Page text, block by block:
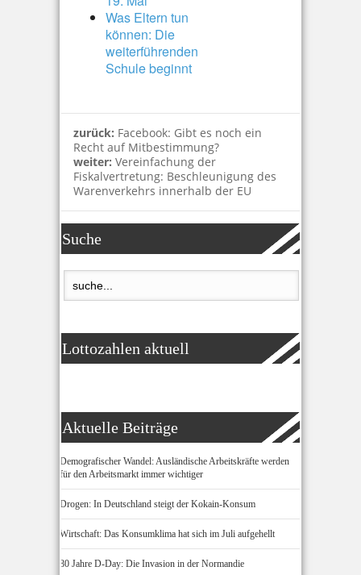
Was Eltern tun
können: Die
weiterführenden
Schule beginnt
zurück: Facebook: Gibt es noch ein
Recht auf Mitbestimmung?
weiter: Vereinfachung der
Fiskalvertretung: Beschleunigung des
Warenverkehrs innerhalb der EU
Suche
Lottozahlen aktuell
Aktuelle Beiträge
Demografischer Wandel: Ausländische Arbeitskräfte werden
für den Arbeitsmarkt immer wichtiger
Drogen: In Deutschland steigt der Kokain-Konsum
Wirtschaft: Das Konsumklima hat sich im Juli aufgehellt
80 Jahre D-Day: Die Invasion in der Normandie